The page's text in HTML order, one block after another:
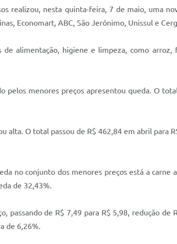
nesta quinta-feira, 7 de maio, uma
Economart, ABC, São Jerônimo, Unissul e
higiene e limpeza, como arroz,
menores preços apresentou queda. O total
O total passou de R$ 462,84 em abril para
conjunto dos menores preços está a carne
de 32,43%.
de R$ 7,49 para R$ 5,98, redução de
de 6,26%.